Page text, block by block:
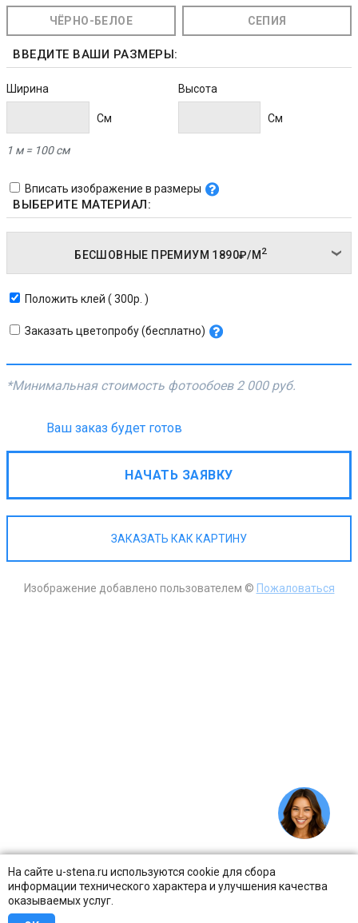
На сайте u-stena.ru используются cookie для сбора
информации технического характера и улучшения качества
оказываемых услуг.
ЧЁРНО-БЕЛОЕ СЕПИЯ
ВВЕДИТЕ ВАШИ РАЗМЕРЫ:
Ширина
Cм
Высота
Cм
1 м = 100 см
Вписать изображение в размеры
ВЫБЕРИТЕ МАТЕРИАЛ:
БЕСШОВНЫЕ ПРЕМИУМ 1890₽/М 2
Положить клей ( 300р. )
Заказать цветопробу (бесплатно)
*Минимальная стоимость фотообоев 2 000 руб.
Ваш заказ будет готов
НАЧАТЬ ЗАЯВКУ
ЗАКАЗАТЬ КАК КАРТИНУ
Изображение добавлено пользователем © Пожаловаться